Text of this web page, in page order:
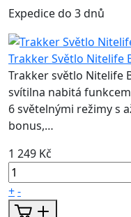
Expedice do 3 dnů
Trakker Světlo Nitelife
Trakker světlo Nitelife
svítilna nabitá
6 světelnými režimy s
bonus,…
1 249 Kč
+-